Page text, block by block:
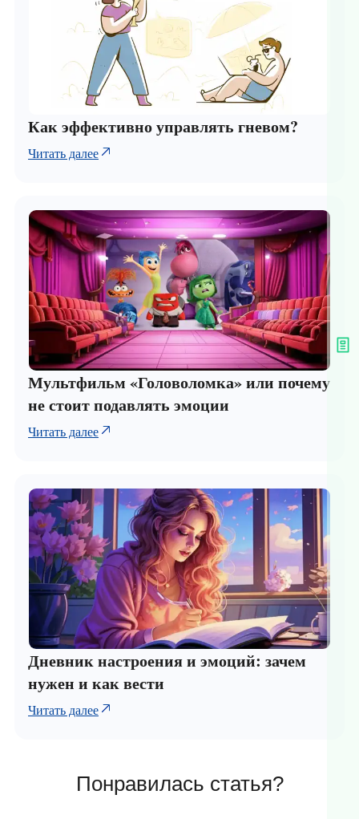
Как эффективно управлять гневом?
Читать далее
Мультфильм «Головоломка» или почему
не стоит подавлять эмоции
Читать далее
Дневник настроения и эмоций: зачем
нужен и как вести
Читать далее
Понравилась статья?